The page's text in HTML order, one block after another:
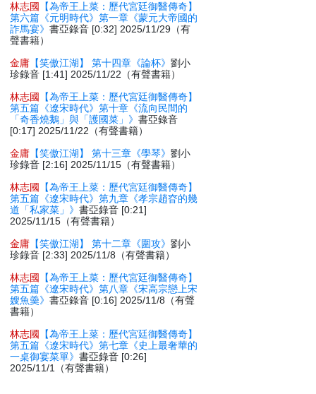
林志國
【為帝王上菜：歷代宮廷御醫傳奇】
第六篇《元明時代》第一章《蒙元大帝國的
詐馬宴》書亞錄音 [0:32] 2025/11/29（有
聲書籍）
金庸 【笑傲江湖】 第十四章《論杯》劉小
珍錄音 [1:41] 2025/11/22（有聲書籍）
林志國
【為帝王上菜：歷代宮廷御醫傳奇】
第五篇《遼宋時代》第十章《流向民間的
「奇香燒鵝」與「護國菜」》書亞錄音
[0:17] 2025/11/22（有聲書籍）
金庸 【笑傲江湖】 第十三章《學琴》劉小
珍錄音 [2:16] 2025/11/15（有聲書籍）
林志國
【為帝王上菜：歷代宮廷御醫傳奇】
第五篇《遼宋時代》第九章《孝宗趙昚的幾
道「私家菜」》書亞錄音 [0:21]
2025/11/15（有聲書籍）
金庸 【笑傲江湖】 第十二章《圍攻》劉小
珍錄音 [2:33] 2025/11/8（有聲書籍）
林志國
【為帝王上菜：歷代宮廷御醫傳奇】
第五篇《遼宋時代》第八章《宋高宗戀上宋
嫂魚羮》書亞錄音 [0:16] 2025/11/8（有聲
書籍）
林志國
【為帝王上菜：歷代宮廷御醫傳奇】
第五篇《遼宋時代》第七章《史上最奢華的
一桌御宴菜單》書亞錄音 [0:26]
2025/11/1（有聲書籍）